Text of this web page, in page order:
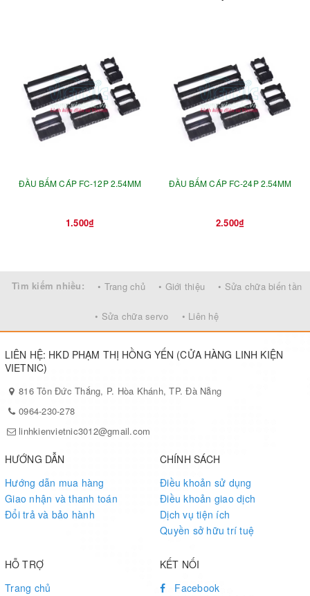
ĐẦU BẤM CÁP FC-12P 2.54MM
1.500₫
ĐẦU BẤM CÁP FC-24P 2.54MM
2.500₫
Tìm kiếm nhiều: • Trang chủ • Giới thiệu • Sửa chữa biến tần
• Sửa chữa servo • Liên hệ
LIÊN HỆ: HKD PHẠM THỊ HỒNG YẾN (CỬA HÀNG LINH KIỆN
VIETNIC)
816 Tôn Đức Thắng, P. Hòa Khánh, TP. Đà Nẵng
0964-230-278
linhkienvietnic3012@gmail.com
HƯỚNG DẪN
Hướng dẫn mua hàng
Giao nhận và thanh toán
Đổi trả và bảo hành
CHÍNH SÁCH
Điều khoản sử dụng
Điều khoản giao dịch
Dịch vụ tiện ích
Quyền sở hữu trí tuệ
HỖ TRỢ
Trang chủ
KẾT NỐI
Facebook